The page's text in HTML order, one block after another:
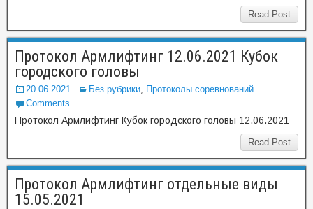
Read Post
Протокол Армлифтинг 12.06.2021 Кубок
городского головы
20.06.2021 Без рубрики, Протоколы соревнований
Comments
Протокол Армлифтинг Кубок городского головы 12.06.2021
Read Post
Протокол Армлифтинг отдельные виды
15.05.2021